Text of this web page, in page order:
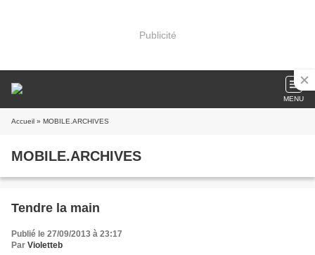
Publicité
MENU
Accueil » MOBILE.ARCHIVES
MOBILE.ARCHIVES
Tendre la main
Publié le 27/09/2013 à 23:17
Par Violetteb